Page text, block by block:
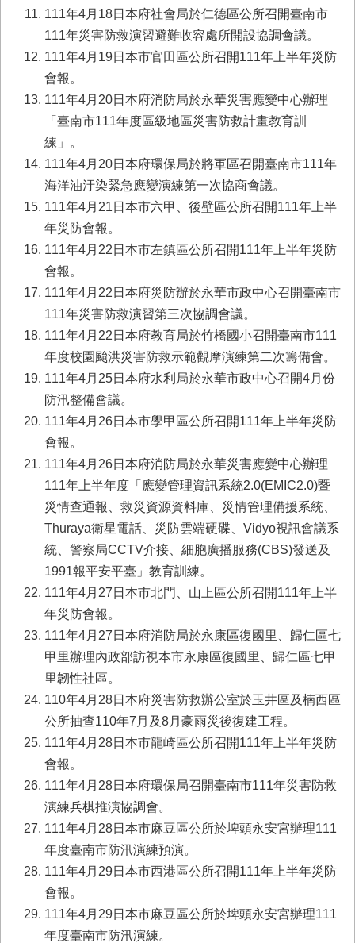
111年4月18日本府社會局於仁德區公所召開臺南市
111年災害防救演習避難收容處所開設協調會議。
111年4月19日本市官田區公所召開111年上半年災防
會報。
111年4月20日本府消防局於永華災害應變中心辦理
「臺南市111年度區級地區災害防救計畫教育訓
練」。
111年4月20日本府環保局於將軍區召開臺南市111年
海洋油汙染緊急應變演練第一次協商會議。
111年4月21日本市六甲、後壁區公所召開111年上半
年災防會報。
111年4月22日本市左鎮區公所召開111年上半年災防
會報。
111年4月22日本府災防辦於永華市政中心召開臺南市
111年災害防救演習第三次協調會議。
111年4月22日本府教育局於竹橋國小召開臺南市111
年度校園颱洪災害防救示範觀摩演練第二次籌備會。
111年4月25日本府水利局於永華市政中心召開4月份
防汛整備會議。
111年4月26日本市學甲區公所召開111年上半年災防
會報。
111年4月26日本府消防局於永華災害應變中心辦理
111年上半年度「應變管理資訊系統2.0(EMIC2.0)暨
災情查通報、救災資源資料庫、災情管理備援系統、
Thuraya衛星電話、災防雲端硬碟、Vidyo視訊會議系
統、警察局CCTV介接、細胞廣播服務(CBS)發送及
1991報平安平臺」教育訓練。
111年4月27日本市北門、山上區公所召開111年上半
年災防會報。
111年4月27日本府消防局於永康區復國里、歸仁區七
甲里辦理內政部訪視本市永康區復國里、歸仁區七甲
里韌性社區。
110年4月28日本府災害防救辦公室於玉井區及楠西區
公所抽查110年7月及8月豪雨災後復建工程。
111年4月28日本市龍崎區公所召開111年上半年災防
會報。
111年4月28日本府環保局召開臺南市111年災害防救
演練兵棋推演協調會。
111年4月28日本市麻豆區公所於埤頭永安宮辦理111
年度臺南市防汛演練預演。
111年4月29日本市西港區公所召開111年上半年災防
會報。
111年4月29日本市麻豆區公所於埤頭永安宮辦理111
年度臺南市防汛演練。